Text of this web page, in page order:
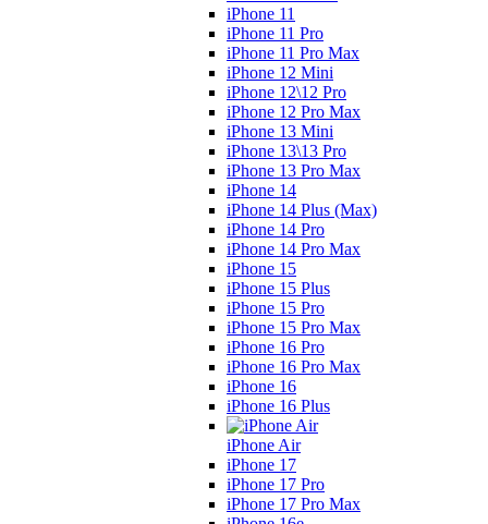
iPhone 11
iPhone 11 Pro
iPhone 11 Pro Max
iPhone 12 Mini
iPhone 12\12 Pro
iPhone 12 Pro Max
iPhone 13 Mini
iPhone 13\13 Pro
iPhone 13 Pro Max
iPhone 14
iPhone 14 Plus (Max)
iPhone 14 Pro
iPhone 14 Pro Max
iPhone 15
iPhone 15 Plus
iPhone 15 Pro
iPhone 15 Pro Max
iPhone 16 Pro
iPhone 16 Pro Max
iPhone 16
iPhone 16 Plus
iPhone Air
iPhone 17
iPhone 17 Pro
iPhone 17 Pro Max